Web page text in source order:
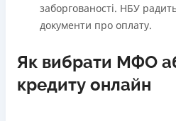
заборгованості. НБУ
документи про оплату.
Як вибрати МФО
кредиту онлайн